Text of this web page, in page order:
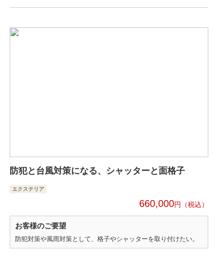
防犯と台風対策になる、シャッターと面格子
エクステリア
660,000円
お客様のご要望
防犯対策や風雨対策として、格子やシャッターを取り付けたい。